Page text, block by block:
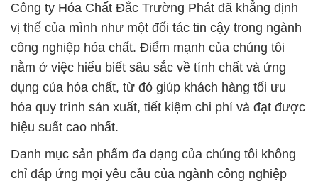
Công ty Hóa Chất Đắc Trường Phát đã khẳng định
vị thế của mình như một đối tác tin cậy trong ngành
công nghiệp hóa chất. Điểm mạnh của chúng tôi
nằm ở việc hiểu biết sâu sắc về tính chất và ứng
dụng của hóa chất, từ đó giúp khách hàng tối ưu
hóa quy trình sản xuất, tiết kiệm chi phí và đạt được
hiệu suất cao nhất.
Danh mục sản phẩm đa dạng của chúng tôi không
chỉ đáp ứng mọi yêu cầu của ngành công nghiệp